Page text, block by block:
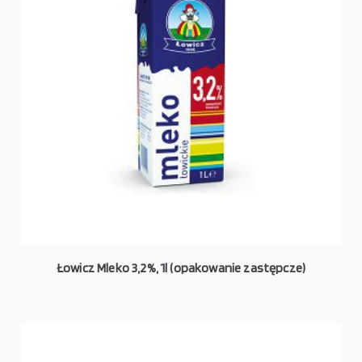
Łowicz Mleko 3,2%, 1l (opakowanie zastępcze)